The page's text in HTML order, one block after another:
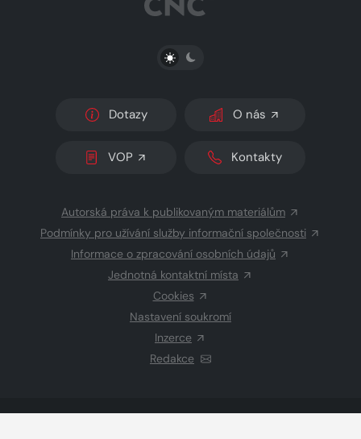
PŘEPNOUT SVĚTLÝ/TMAVÝ REŽIM
Dotazy O nás
VOP Kontakty
Autorská práva k publikovaným materiálům
Podmínky pro užívání služby informační společnosti
Informace o zpracování osobních údajů
Jednotná kontaktní místa
Cookies
Nastavení soukromí
Inzerce
Redakce